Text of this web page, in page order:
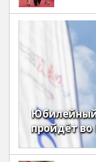
Юбилейный
пройдёт во